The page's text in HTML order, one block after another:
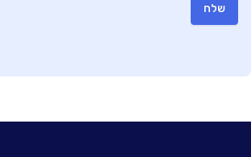
שלח